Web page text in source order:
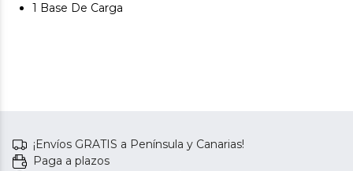
1 Base De Carga
¡Envíos GRATIS a Península y Canarias!
Paga a plazos